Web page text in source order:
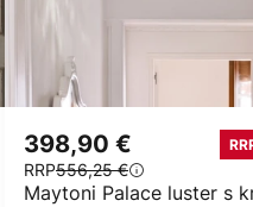
Maytoni Palace luster s
398,90 €
RRP556,25 €